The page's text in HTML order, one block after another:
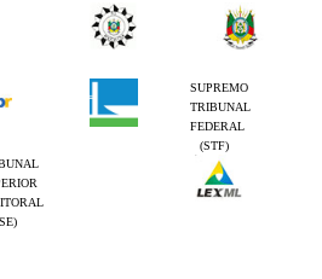
SUPREMO
TRIBUNAL
FEDERAL
(STF)